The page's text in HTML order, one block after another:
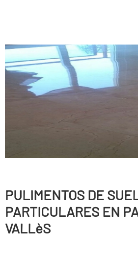
PULIMENTOS DE
PARTICULARES EN
VALLèS